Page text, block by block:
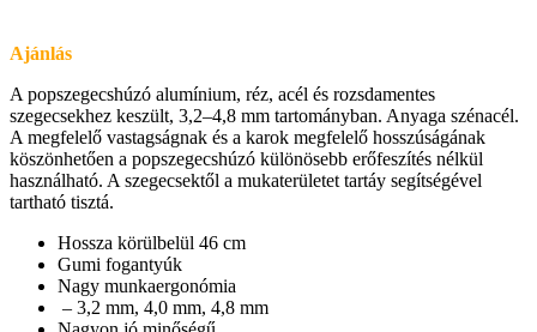
Ajánlás
A popszegecshúzó alumínium, réz, acél és rozsdamentes
szegecsekhez keszült, 3,2–4,8 mm tartományban. Anyaga szénacél.
A megfelelő vastagságnak és a karok megfelelő hosszúságának
köszönhetően a popszegecshúzó különösebb erőfeszítés nélkül
használható. A szegecsektől a mukaterületet tartáy segítségével
tartható tisztá.
Hossza körülbelül 46 cm
Gumi fogantyúk
Nagy munkaergonómia
– 3,2 mm, 4,0 mm, 4,8 mm